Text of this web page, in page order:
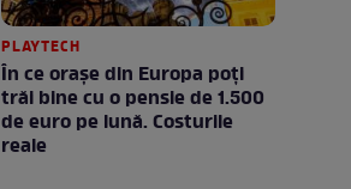
PLAYTECH
În ce orașe din Europa poți
trăi bine cu o pensie de 1.500
de euro pe lună. Costurile
reale